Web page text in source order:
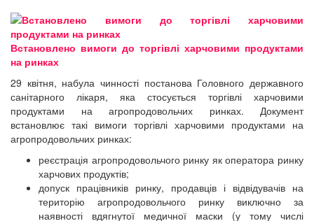
Встановлено вимоги до торгівлі харчовими продуктами
на ринках
29 квітня, набула чинності постанова Головного державного
санітарного лікаря, яка стосується торгівлі харчовими
продуктами на агропродовольчих ринках. Документ
встановлює такі вимоги торгівлі харчовими продуктами на
агропродовольчих ринках:
реєстрація агропродовольчого ринку як оператора ринку
харчових продуктів;
допуск працівників ринку, продавців і відвідувачів на
територію агропродовольчого ринку виключно за
наявності вдягнутої медичної маски (у тому числі